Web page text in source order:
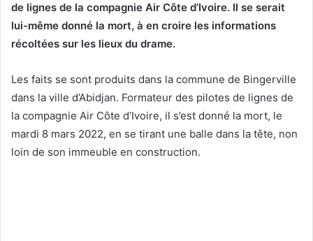
de lignes de la compagnie Air Côte d’Ivoire. Il se serait
lui-même donné la mort, à en croire les informations
récoltées sur les lieux du drame.
Les faits se sont produits dans la commune de Bingerville
dans la ville d’Abidjan. Formateur des pilotes de lignes de
la compagnie Air Côte d’Ivoire, il s’est donné la mort, le
mardi 8 mars 2022, en se tirant une balle dans la tête, non
loin de son immeuble en construction.